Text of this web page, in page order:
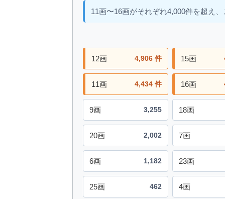
11画〜16画がそれぞれ4,000件を超え
12画 4,906 件 15画
11画 4,434 件 16画
9画 3,255 18画
20画 2,002 7画
6画 1,182 23画
25画 462 4画